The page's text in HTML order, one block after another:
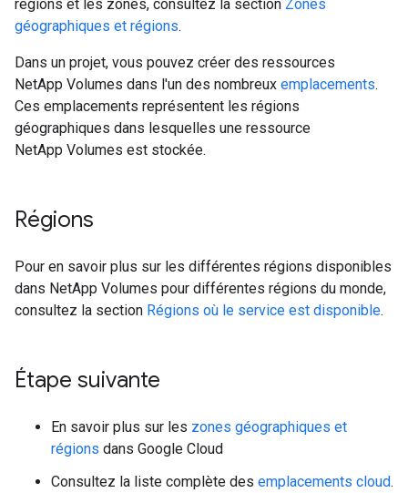
régions et les zones, consultez la section Zones
géographiques et régions.
Dans un projet, vous pouvez créer des ressources
NetApp Volumes dans l'un des nombreux emplacements.
Ces emplacements représentent les régions
géographiques dans lesquelles une ressource
NetApp Volumes est stockée.
Régions
Pour en savoir plus sur les différentes régions disponibles
dans NetApp Volumes pour différentes régions du monde,
consultez la section Régions où le service est disponible.
Étape suivante
En savoir plus sur les zones géographiques et
régions dans Google Cloud
Consultez la liste complète des emplacements cloud.